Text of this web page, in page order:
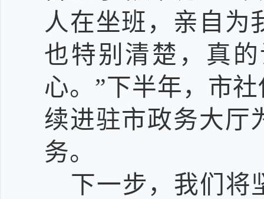
人在坐班，亲自为
也特别清楚，真
心。 ”下半年 ， 市
续进驻市政务大厅
务。
下一步，我们将